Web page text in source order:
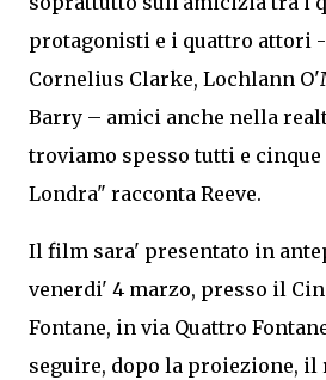
protagonisti e i quattro attori -
Cornelius Clarke, Lochlann
Barry – amici anche nella
troviamo spesso tutti e cinque
Londra" racconta Reeve.
Il film sara' presentato in
venerdi' 4 marzo, presso il
Fontane, in via Quattro Fontane
seguire, dopo la proiezione, il